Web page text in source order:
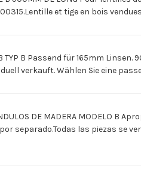
et tige en bois
TYP B Passend für 165mm
verkauft. Wählen Sie eine
DE MADERA MODELO
separado.Todas las piezas se